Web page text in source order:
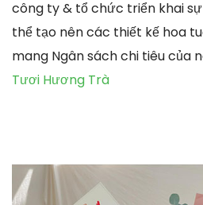
công ty & tổ chức triển khai
thể tạo nên các thiết kế hoa
mang Ngân sách chi tiêu của
Tươi Hương Trà